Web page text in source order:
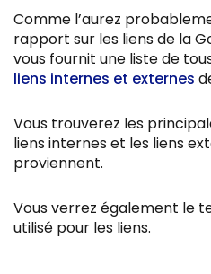
Comme l’aurez
rapport sur les liens de la
vous fournit une liste de
liens internes et externes
Vous trouverez les
liens internes et les liens
proviennent.
Vous verrez également le
utilisé pour les liens.